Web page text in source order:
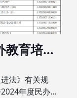
教育培训
果公示
法》有关规
年度民办教